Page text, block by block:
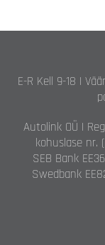
E-R Kell 9-18 |
Autolink OÜ |
kohuslase nr.
SEB Bank
Swedbank